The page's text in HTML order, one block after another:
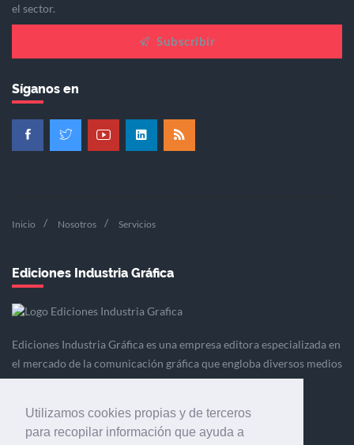
Utilizamos cookies propias y de terceros
para recopilar información que ayuda a
el sector.
Subscribir
Síganos en
Inicio Nosotros Servicios
Ediciones Industria Gráfica
Ediciones Industria Gráfica es una empresa editora especializada en
el mercado de la comunicación gráfica que engloba diversos medios
profesionales especializados en el mercado gráfico, la